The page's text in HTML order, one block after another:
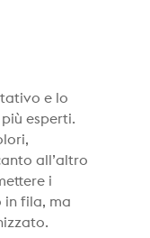
e lo
esperti.
all’altro
i
in fila, ma